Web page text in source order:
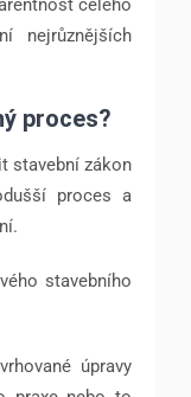
celého
nejrůznějších
proces?
stavební zákon
proces a
stavebního
úpravy